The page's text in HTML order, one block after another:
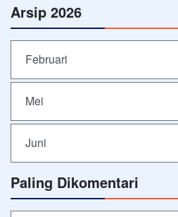
Arsip 2026
Februari
Mei
Juni
Paling Dikomentari